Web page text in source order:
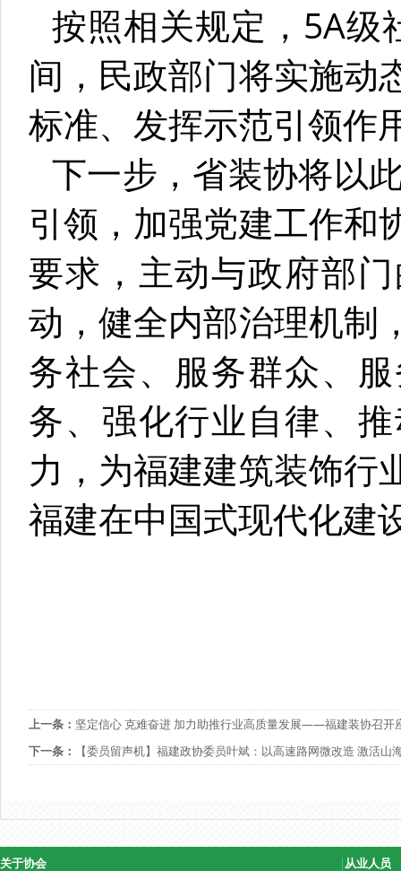
按照相关规定，5A级
间，民政部门将实施动
标准、发挥示范引领作
下一步，省装协将以
引领，加强党建工作和
要求，主动与政府部
动，健全内部治理机制
务社会、服务群众、
务、强化行业自律、
力，为福建建筑装饰行
福建在中国式现代化建
上一条： 坚定信心 克难奋进 加力助推行业高质量发展——福建装协召开
下一条：
【委员留声机】福建政协委员叶斌：以高速路网微改造 激活山
关于协会 从业人员